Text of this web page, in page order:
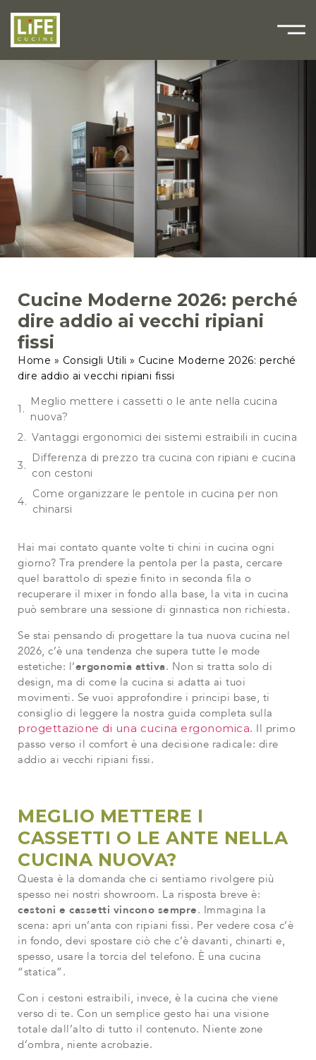
Cucine Moderne 2026: perché
dire addio ai vecchi ripiani
fissi
Home » Consigli Utili » Cucine Moderne 2026: perché
dire addio ai vecchi ripiani fissi
Meglio mettere i cassetti o le ante nella cucina
nuova?
Vantaggi ergonomici dei sistemi estraibili in cucina
Differenza di prezzo tra cucina con ripiani e cucina
con cestoni
Come organizzare le pentole in cucina per non
chinarsi
Hai mai contato quante volte ti chini in cucina ogni
giorno? Tra prendere la pentola per la pasta, cercare
quel barattolo di spezie finito in seconda fila o
recuperare il mixer in fondo alla base, la vita in cucina
può sembrare una sessione di ginnastica non richiesta.
Se stai pensando di progettare la tua nuova cucina nel
2026, c’è una tendenza che supera tutte le mode
estetiche: l’ergonomia attiva. Non si tratta solo di
design, ma di come la cucina si adatta ai tuoi
movimenti. Se vuoi approfondire i principi base, ti
consiglio di leggere la nostra guida completa sulla
progettazione di una cucina ergonomica. Il primo
passo verso il comfort è una decisione radicale: dire
addio ai vecchi ripiani fissi.
MEGLIO METTERE I
CASSETTI O LE ANTE NELLA
CUCINA NUOVA?
Questa è la domanda che ci sentiamo rivolgere più
spesso nei nostri showroom. La risposta breve è:
cestoni e cassetti vincono sempre. Immagina la
scena: apri un’anta con ripiani fissi. Per vedere cosa c’è
in fondo, devi spostare ciò che c’è davanti, chinarti e,
spesso, usare la torcia del telefono. È una cucina
“statica”.
Con i cestoni estraibili, invece, è la cucina che viene
verso di te. Con un semplice gesto hai una visione
totale dall’alto di tutto il contenuto. Niente zone
d’ombra, niente acrobazie.